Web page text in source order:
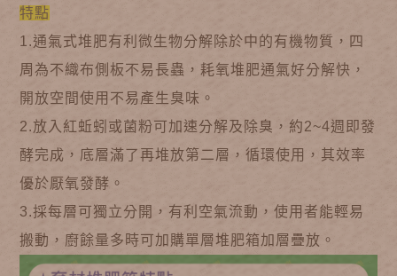
特點
1.通氣式堆肥有利微生物分解除於中的有機物質，四
周為不織布側板不易長蟲，耗氧堆肥通氣好分解快，
開放空間使用不易產生臭味。
2.放入紅蚯蚓或菌粉可加速分解及除臭，約2~4週即發
酵完成，底層滿了再堆放第二層，循環使用，其效率
優於厭氧發酵。
3.採每層可獨立分開，有利空氣流動，使用者能輕易
搬動，廚餘量多時可加購單層堆肥箱加層疊放 。